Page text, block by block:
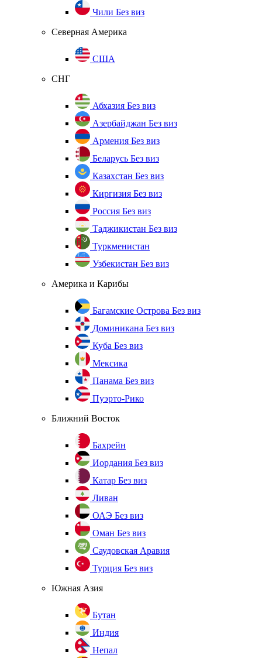
Чили Без виз
Северная Америка
США
СНГ
Абхазия Без виз
Азербайджан Без виз
Армения Без виз
Беларусь Без виз
Казахстан Без виз
Киргизия Без виз
Россия Без виз
Таджикистан Без виз
Туркменистан
Узбекистан Без виз
Америка и Карибы
Багамские Острова Без виз
Доминикана Без виз
Куба Без виз
Мексика
Панама Без виз
Пуэрто-Рико
Ближний Восток
Бахрейн
Иордания Без виз
Катар Без виз
Ливан
ОАЭ Без виз
Оман Без виз
Саудовская Аравия
Турция Без виз
Южная Азия
Бутан
Индия
Непал